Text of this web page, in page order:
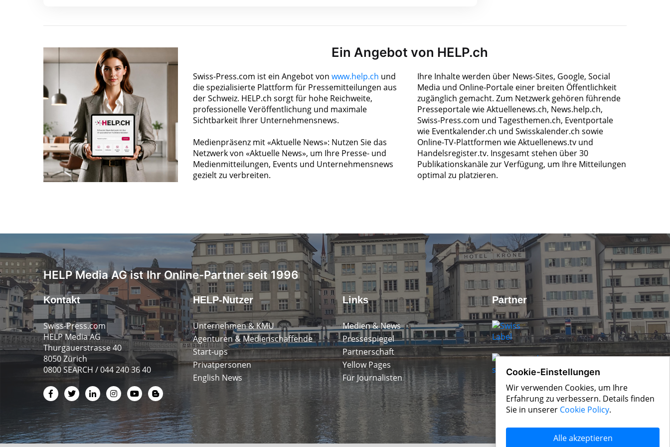
Ein Angebot von HELP.ch
Swiss-Press.com ist ein Angebot von www.help.ch und
die spezialisierte Plattform für Pressemitteilungen aus
der Schweiz. HELP.ch sorgt für hohe Reichweite,
professionelle Veröffentlichung und maximale
Sichtbarkeit Ihrer Unternehmensnews.
Medienpräsenz mit «Aktuelle News»: Nutzen Sie das
Netzwerk von «Aktuelle News», um Ihre Presse- und
Medienmitteilungen, Events und Unternehmensnews
gezielt zu verbreiten.
Ihre Inhalte werden über News-Sites, Google, Social
Media und Online-Portale einer breiten Öffentlichkeit
zugänglich gemacht. Zum Netzwerk gehören führende
Presseportale wie Aktuellenews.ch, News.help.ch,
Swiss-Press.com und Tagesthemen.ch, Eventportale
wie Eventkalender.ch und Swisskalender.ch sowie
Online-TV-Plattformen wie Aktuellenews.tv und
Handelsregister.tv. Insgesamt stehen über 30
Publikationskanäle zur Verfügung, um Ihre Mitteilungen
optimal zu platzieren.
HELP Media AG ist Ihr Online-Partner seit 1996
Kontakt
Swiss-Press.com
HELP Media AG
Thurgauerstrasse 40
8050 Zürich
0800 SEARCH / 044 240 36 40
HELP-Nutzer
Unternehmen & KMU
Agenturen & Medienschaffende
Start-ups
Privatpersonen
English News
Links
Medien & News
Pressespiegel
Partnerschaft
Yellow Pages
Für Journalisten
Partner
Cookie-Einstellungen
Wir verwenden Cookies, um Ihre
Erfahrung zu verbessern. Details finden
Sie in unserer Cookie Policy.
Alle akzeptieren